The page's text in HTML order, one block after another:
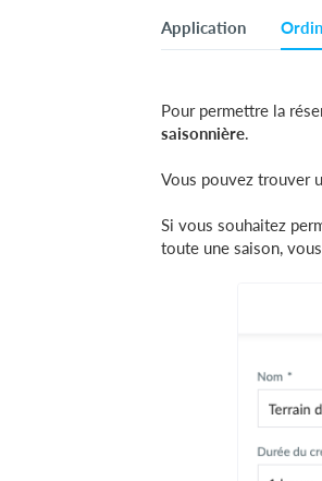
Application
Pour permettre la
saisonnière.
Vous pouvez trouver
Si vous souhaitez
toute une saison,